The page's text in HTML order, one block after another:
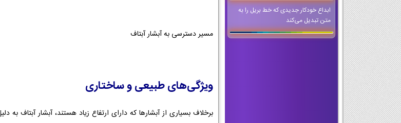
ابداع خودکار جدیدی که خط بریل را به
متن تبدیل می‌کند
مسیر دسترسی به آبشار آبتاف
ویژگی‌های طبیعی و ساختاری
برخلاف بسیاری از آبشارها که دارای ارتفاع زیاد هستند، آبشار آبتاف